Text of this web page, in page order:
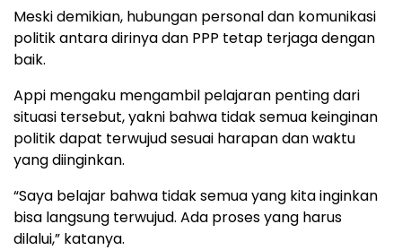
Meski demikian, hubungan personal dan komunikasi
politik antara dirinya dan PPP tetap terjaga dengan
baik.
Appi mengaku mengambil pelajaran penting dari
situasi tersebut, yakni bahwa tidak semua keinginan
politik dapat terwujud sesuai harapan dan waktu
yang diinginkan.
“Saya belajar bahwa tidak semua yang kita inginkan
bisa langsung terwujud. Ada proses yang harus
dilalui,” katanya.